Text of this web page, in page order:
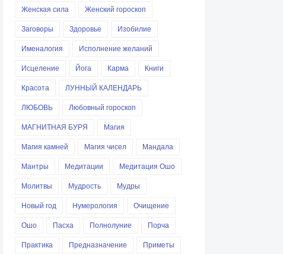
Женская сила
Женский гороскоп
Заговоры
Здоровье
Изобилие
Именалогия
Исполнение желаний
Исцеление
Йога Карма
Книги
Красота
ЛУННЫЙ КАЛЕНДАРЬ
ЛЮБОВЬ
Любовный гороскоп
МАГНИТНАЯ БУРЯ
Магия
Магия камней
Магия чисел
Мандала
Мантры
Медитации
Медитация Ошо
Молитвы
Мудрость
Мудры
Новый год
Нумерология
Очищение
Ошо
Пасха Полнолуние
Порча
Практика
Предназначение
Приметы